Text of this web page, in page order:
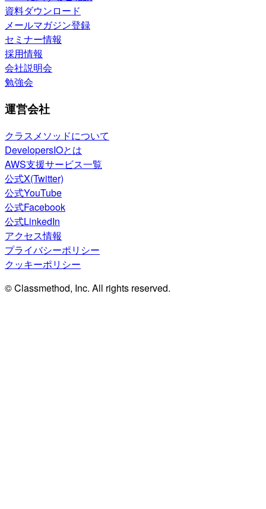
資料ダウンロード
メールマガジン登録
セミナー情報
採用情報
会社説明会
勉強会
運営会社
クラスメソッドについて
DevelopersIOとは
AWS支援サービス一覧
公式X(Twitter)
公式YouTube
公式Facebook
公式LinkedIn
アクセス情報
プライバシーポリシー
クッキーポリシー
© Classmethod, Inc. All rights reserved.